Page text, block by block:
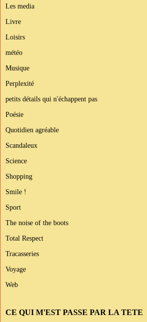
Les media
Livre
Loisirs
météo
Musique
Perplexité
petits détails qui n'échappent pas
Poésie
Quotidien agréable
Scandaleux
Science
Shopping
Smile !
Sport
The noise of the boots
Total Respect
Tracasseries
Voyage
Web
CE QUI M'EST PASSE PAR LA TETE